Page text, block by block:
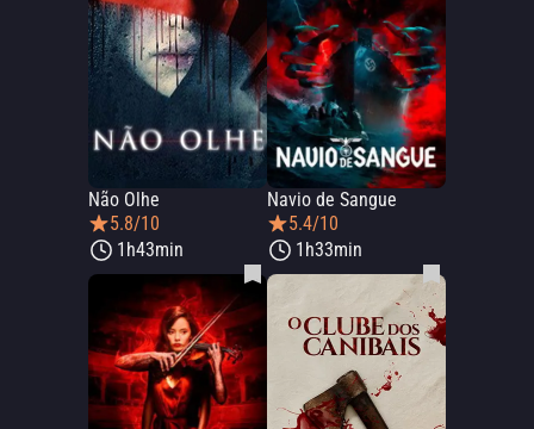
Não Olhe
5.8/10
1h43min
Navio de Sangue
5.4/10
1h33min